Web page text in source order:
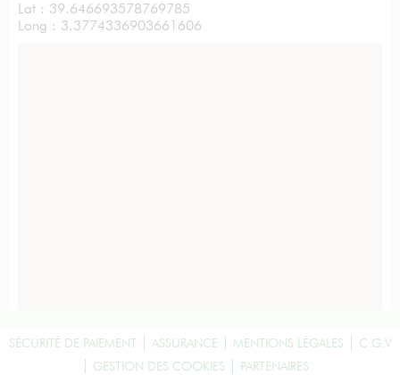
Lat : 39.646693578769785
Long : 3.3774336903661606
SÉCURITÉ DE PAIEMENT ASSURANCE MENTIONS LÉGALES
C.G.V
GESTION DES COOKIES
PARTENAIRES